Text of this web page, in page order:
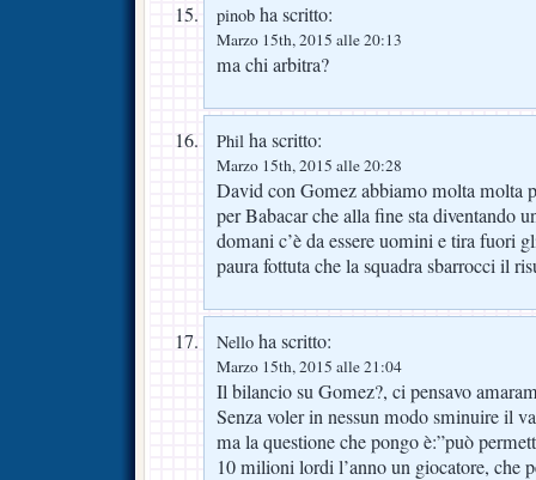
pinob ha scritto:
Marzo 15th, 2015 alle 20:13
ma chi arbitra?
Phil ha scritto:
Marzo 15th, 2015 alle 20:28
David con Gomez abbiamo molta molta
per Babacar che alla fine sta diventando
domani c’è da essere uomini e tira fuori
paura fottuta che la squadra sbarrocci il
Nello ha scritto:
Marzo 15th, 2015 alle 21:04
Il bilancio su Gomez?, ci pensavo
Senza voler in nessun modo sminuire il
ma la questione che pongo è:”può
10 milioni lordi l’anno un giocatore, che